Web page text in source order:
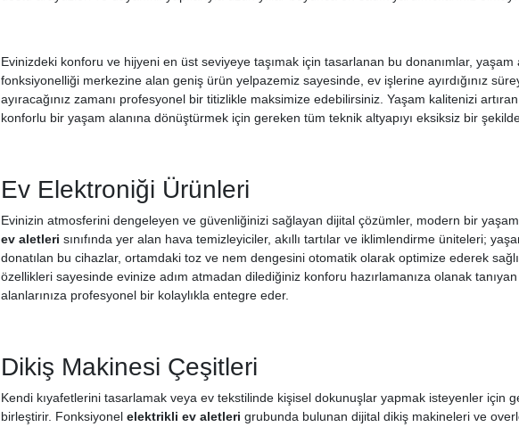
Evinizdeki konforu ve hijyeni en üst seviyeye taşımak için tasarlanan bu donanımlar,
fonksiyonelliği merkezine alan geniş ürün yelpazemiz sayesinde, ev işlerine ayırdığınız
ayıracağınız zamanı profesyonel bir titizlikle maksimize edebilirsiniz. Yaşam kalitenizi
konforlu bir yaşam alanına dönüştürmek için gereken tüm teknik altyapıyı eksiksiz bir
Ev Elektroniği Ürünleri
Evinizin atmosferini dengeleyen ve güvenliğinizi sağlayan dijital çözümler, modern bir yaşam
ev aletleri sınıfında yer alan hava temizleyiciler, akıllı tartılar ve iklimlendirme üniteleri;
donatılan bu cihazlar, ortamdaki toz ve nem dengesini otomatik olarak optimize ederek
özellikleri sayesinde evinize adım atmadan dilediğiniz konforu hazırlamanıza olanak
alanlarınıza profesyonel bir kolaylıkla entegre eder.
Dikiş Makinesi Çeşitleri
Kendi kıyafetlerini tasarlamak veya ev tekstilinde kişisel dokunuşlar yapmak isteyenler için
birleştirir. Fonksiyonel elektrikli ev aletleri grubunda bulunan dijital dikiş makineleri ve